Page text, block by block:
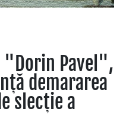
"Dorin Pavel",
demararea
slecție a